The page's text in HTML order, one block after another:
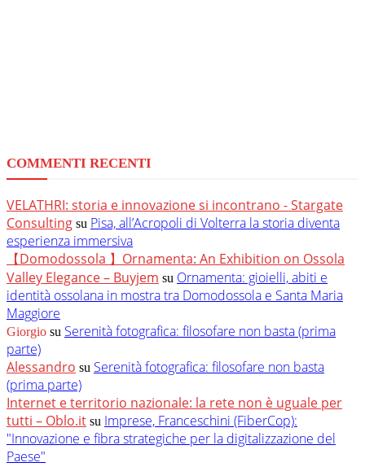
COMMENTI RECENTI
VELATHRI: storia e innovazione si incontrano - Stargate
Consulting su Pisa, all’Acropoli di Volterra la storia diventa
esperienza immersiva
【Domodossola 】Ornamenta: An Exhibition on Ossola
Valley Elegance – Buyjem su Ornamenta: gioielli, abiti e
identità ossolana in mostra tra Domodossola e Santa Maria
Maggiore
Giorgio su Serenità fotografica: filosofare non basta (prima
parte)
Alessandro su Serenità fotografica: filosofare non basta
(prima parte)
Internet e territorio nazionale: la rete non è uguale per
tutti – Oblo.it su Imprese, Franceschini (FiberCop):
"Innovazione e fibra strategiche per la digitalizzazione del
Paese"